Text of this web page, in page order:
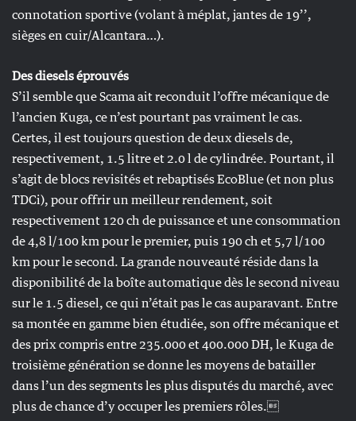
connotation sportive (volant à méplat, jantes de 19’’,
sièges en cuir/Alcantara…).
Des diesels éprouvés
S’il semble que Scama ait reconduit l’offre mécanique de
l’ancien Kuga, ce n’est pourtant pas vraiment le cas.
Certes, il est toujours question de deux diesels de,
respectivement, 1.5 litre et 2.0 l de cylindrée. Pourtant, il
s’agit de blocs revisités et rebaptisés EcoBlue (et non plus
TDCi), pour offrir un meilleur rendement, soit
respectivement 120 ch de puissance et une consommation
de 4,8 l/100 km pour le premier, puis 190 ch et 5,7 l/100
km pour le second. La grande nouveauté réside dans la
disponibilité de la boîte automatique dès le second niveau
sur le 1.5 diesel, ce qui n’était pas le cas auparavant. Entre
sa montée en gamme bien étudiée, son offre mécanique et
des prix compris entre 235.000 et 400.000 DH, le Kuga de
troisième génération se donne les moyens de batailler
dans l’un des segments les plus disputés du marché, avec
plus de chance d’y occuper les premiers rôles.